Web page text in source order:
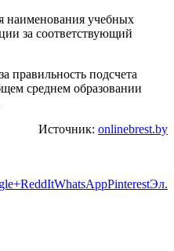
наименования учебных
за соответствующий
правильность подсчета
среднем образовании
Источник: onlinebrest.by
ReddItWhatsAppPinterestЭл.